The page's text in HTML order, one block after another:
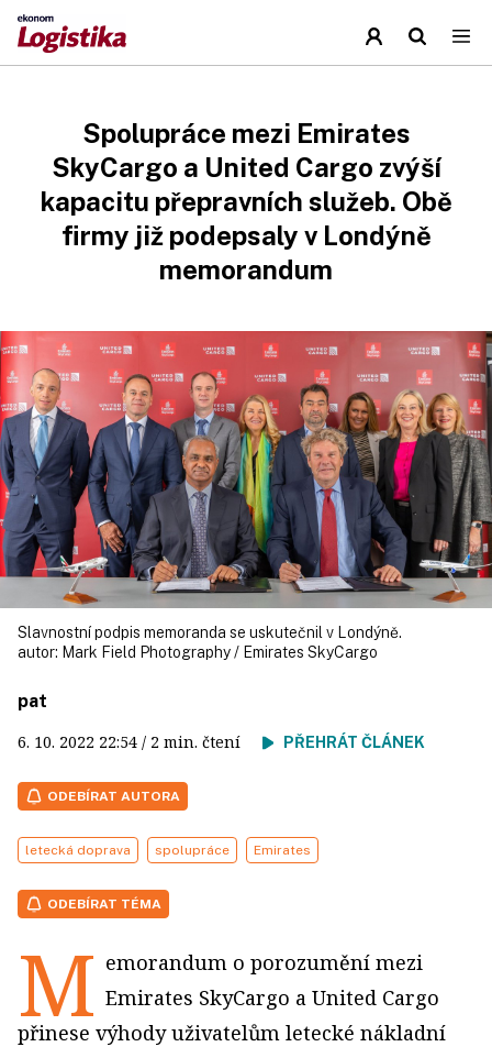
Spolupráce mezi Emirates
SkyCargo a United Cargo zvýší
kapacitu přepravních služeb. Obě
firmy již podepsaly v Londýně
memorandum
Slavnostní podpis memoranda se uskutečnil v Londýně.
autor: Mark Field Photography / Emirates SkyCargo
pat
6. 10. 2022 22:54 / 2 min. čtení PŘEHRÁT ČLÁNEK
ODEBÍRAT AUTORA
letecká doprava spolupráce Emirates
ODEBÍRAT TÉMA
M emorandum o porozumění mezi
Emirates SkyCargo a United Cargo
přinese výhody uživatelům letecké nákladní